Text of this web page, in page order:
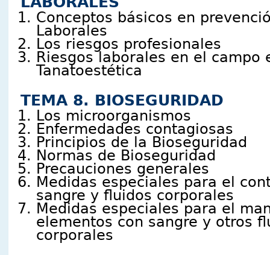
Conceptos básicos en
Laborales
Los riesgos profesionales
Riesgos laborales en el campo
Tanatoestética
TEMA 8. BIOSEGURIDAD
Los microorganismos
Enfermedades contagiosas
Principios de la Bioseguridad
Normas de Bioseguridad
Precauciones generales
Medidas especiales para el
sangre y fluidos corporales
Medidas especiales para el
elementos con sangre y otros
corporales